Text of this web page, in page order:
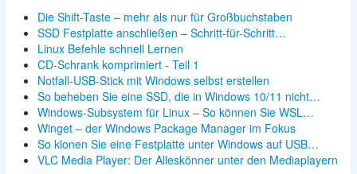
Die Shift-Taste – mehr als nur für Großbuchstaben
SSD Festplatte anschließen – Schritt-für-Schritt…
Linux Befehle schnell Lernen
CD-Schrank komprimiert - Teil 1
Notfall-USB-Stick mit Windows selbst erstellen
So beheben Sie eine SSD, die in Windows 10/11 nicht…
Windows-Subsystem für Linux – So können Sie WSL…
Winget – der Windows Package Manager im Fokus
So klonen Sie eine Festplatte unter Windows auf USB…
VLC Media Player: Der Alleskönner unter den Mediaplayern